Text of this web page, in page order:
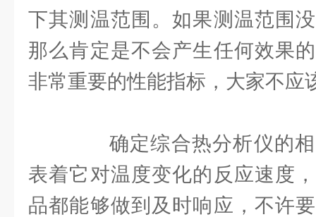
下其测温范围。如果测温范围
那么肯定是不会产生任何效果
非常重要的性能指标，大家不应
确定综合热分析仪的相
表着它对温度变化的反应速度
品都能够做到及时响应，不许